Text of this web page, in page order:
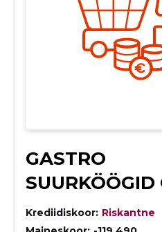
GASTRO
SUURKÖÖGID
Krediidiskoor: Riskantne